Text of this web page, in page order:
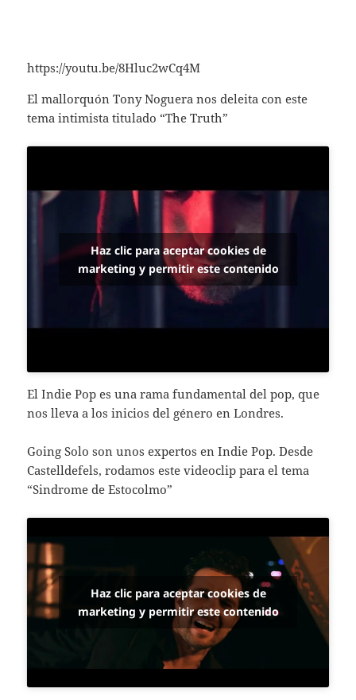
https://youtu.be/8Hluc2wCq4M
El mallorquón Tony Noguera nos deleita con este
tema intimista titulado “The Truth”
Haz clic para aceptar cookies de
marketing y permitir este contenido
El Indie Pop es una rama fundamental del pop, que
nos lleva a los inicios del género en Londres.
Going Solo son unos expertos en Indie Pop. Desde
Castelldefels, rodamos este videoclip para el tema
“Sindrome de Estocolmo”
Haz clic para aceptar cookies de
marketing y permitir este contenido